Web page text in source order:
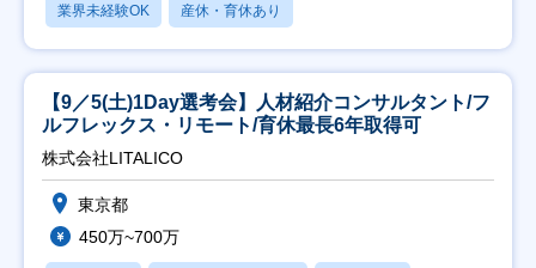
業界未経験OK 産休・育休あり
【9／5(土)1Day選考会】人材紹介コンサルタント/フ
ルフレックス・リモート/育休最長6年取得可
株式会社LITALICO
東京都
450万~700万